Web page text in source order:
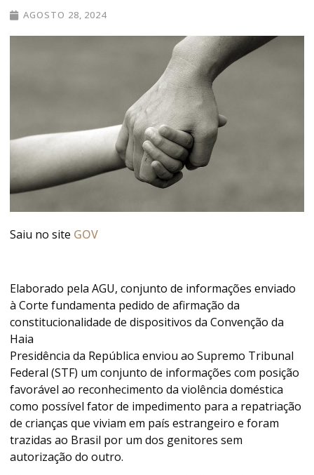
AGOSTO 28, 2024
Saiu no site GOV
Elaborado pela AGU, conjunto de informações enviado
à Corte fundamenta pedido de afirmação da
constitucionalidade de dispositivos da Convenção da
Haia
Presidência da República enviou ao Supremo Tribunal
Federal (STF) um conjunto de informações com posição
favorável ao reconhecimento da violência doméstica
como possível fator de impedimento para a repatriação
de crianças que viviam em país estrangeiro e foram
trazidas ao Brasil por um dos genitores sem
autorização do outro.